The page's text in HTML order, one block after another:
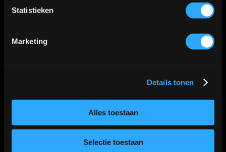
Statistieken
Marketing
Details tonen
Alles toestaan
Selectie toestaan
Meest gelezen
Nazorg tattoo